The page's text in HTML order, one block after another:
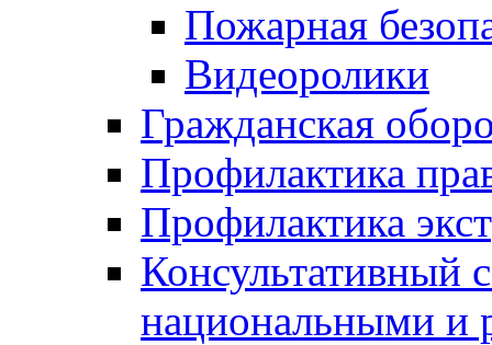
Пожарная
Видеоролики
Гражданская
Профилактика
Профилактика
Консультативный
национальными и